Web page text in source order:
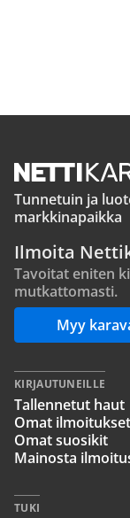
Tunnetuin ja
markkinapaikka
Ilmoita
Tavoitat eniten
mutkattomasti.
Myy
KIRJAUTUNEILLE
Tallennetut haut
Omat ilmoitukset
Omat suosikit
Mainosta
TUKI